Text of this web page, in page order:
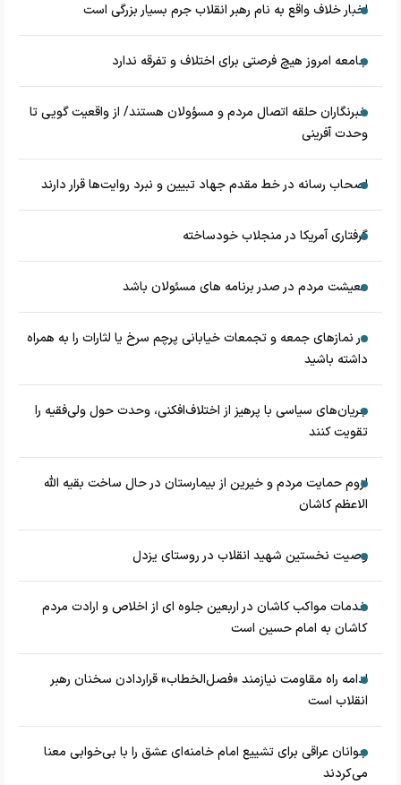
اخبار خلاف واقع به نام رهبر انقلاب جرم بسیار بزرگی است
جامعه امروز هیچ فرصتی برای اختلاف و تفرقه ندارد
خبرنگاران حلقه اتصال مردم و مسؤولان هستند/ از واقعیت گویی تا
وحدت آفرینی
اصحاب رسانه در خط مقدم جهاد تبیین و نبرد روایت‌ها قرار دارند
گرفتاری آمریکا در منجلاب خودساخته
معیشت مردم در صدر برنامه های مسئولان باشد
در نماز‌های جمعه و تجمعات خیابانی پرچم سرخ یا لثارات را به همراه
داشته باشید
جریان‌های سیاسی با پرهیز از اختلاف‌افکنی، وحدت حول ولی‌فقیه را
تقویت کنند
لزوم حمایت مردم و خیرین از بیمارستان در حال ساخت بقیه الله
الاعظم کاشان
وصیت نخستین شهید انقلاب در روستای یزدل
خدمات مواکب کاشان در اربعین جلوه ای از اخلاص و ارادت مردم
کاشان به امام حسین است
ادامه راه مقاومت نیازمند «فصل‌الخطاب» قراردادن سخنان رهبر
انقلاب است
جوانان عراقی برای تشییع امام خامنه‌ای عشق را با بی‌خوابی معنا
می‌کردند